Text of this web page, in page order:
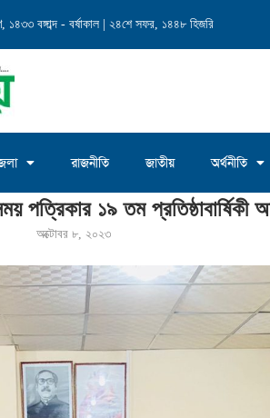
বঙ্গাব্দ - বর্ষাকাল | ২৪শে সফর, ১৪৪৮ হিজরি
ইউনিয়নে চেয়ারম্যান পদে আলোচনায় মোঃ সাখাওয়াত...
রাজনীতি জাতীয় অর্থনীতি
পত্রিকার ১৯ তম প্রতিষ্ঠাবার্ষিকী
অক্টোবর ৮, ২০২৩